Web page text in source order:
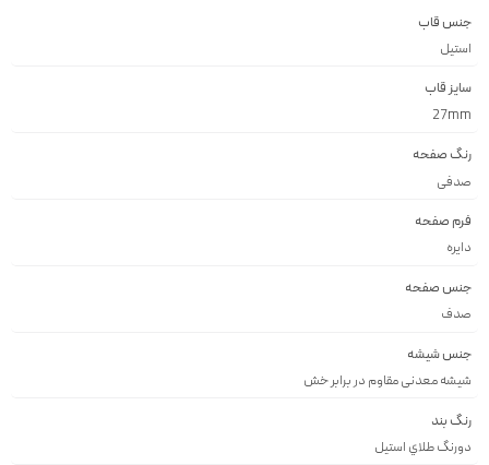
جنس قاب
استيل
سایز قاب
27mm
رنگ صفحه
صدفی
فرم صفحه
دايره
جنس صفحه
صدف
جنس شیشه
شيشه معدنى مقاوم در برابر خش
رنگ بند
دورنگ طلاي استيل